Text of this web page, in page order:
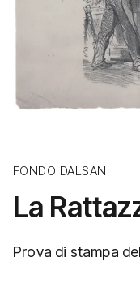
FONDO DALSANI
La
Prova di stampa